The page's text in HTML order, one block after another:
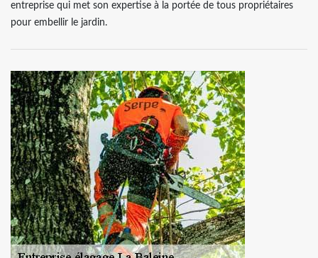
entreprise qui met son expertise à la portée de tous propriétaires
pour embellir le jardin.